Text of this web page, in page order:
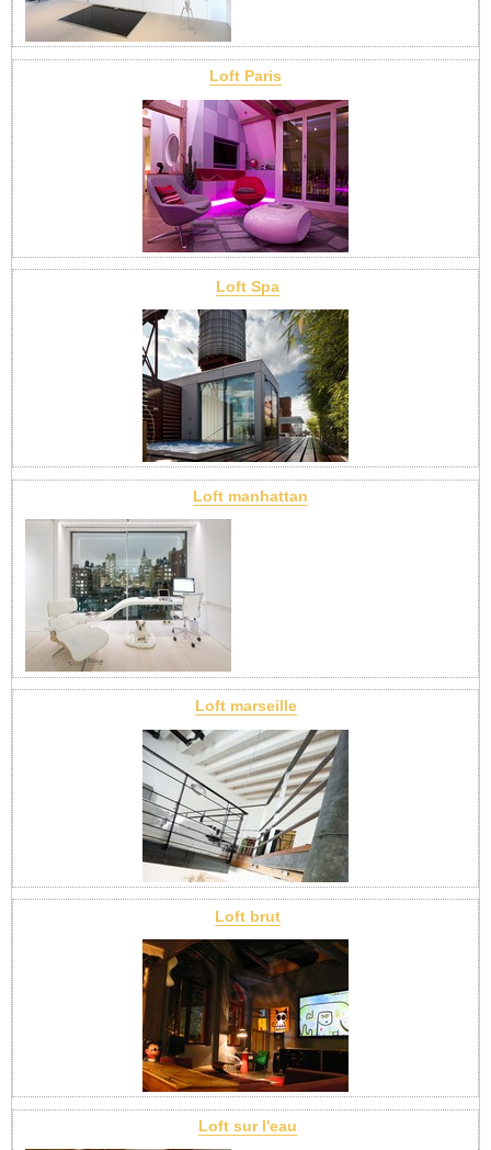
Loft Paris
Loft Spa
Loft manhattan
Loft marseille
Loft brut
Loft sur l'eau